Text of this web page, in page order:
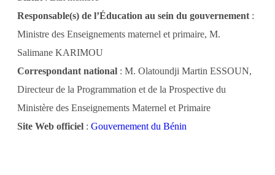
Responsable(s) de l’Éducation au sein du gouvernement :
Ministre des Enseignements maternel et primaire, M.
Salimane KARIMOU
Correspondant national : M. Olatoundji Martin ESSOUN,
Directeur de la Programmation et de la Prospective du
Ministère des Enseignements Maternel et Primaire
Site Web officiel : Gouvernement du Bénin